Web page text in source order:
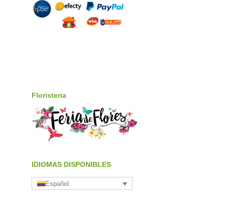
Floristeria
IDIOMAS DISPONIBLES
Español